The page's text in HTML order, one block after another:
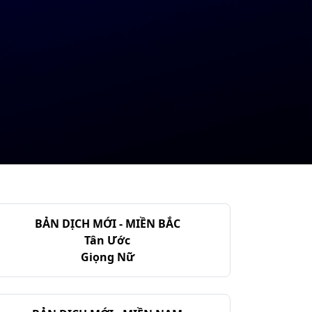
BẢN DỊCH MỚI - MIỀN BẮC
Tân Ước
Giọng Nữ